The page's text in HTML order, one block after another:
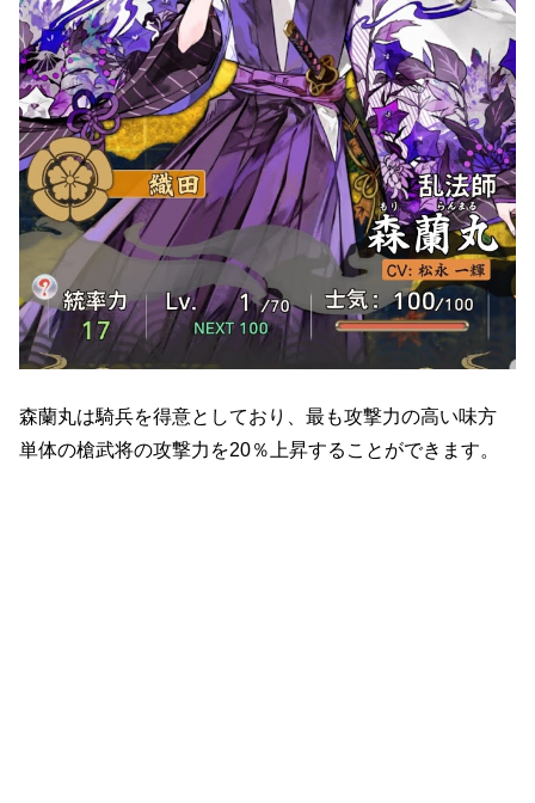
森蘭丸は騎兵を得意としており、最も攻撃力の高い味方
単体の槍武将の攻撃力を20％上昇することができます。